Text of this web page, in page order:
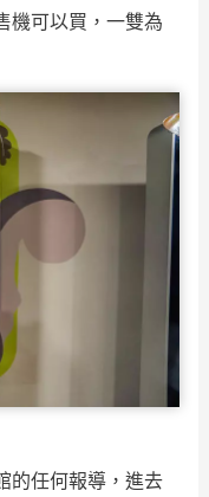
機可以買，一雙為
的任何報導，進去